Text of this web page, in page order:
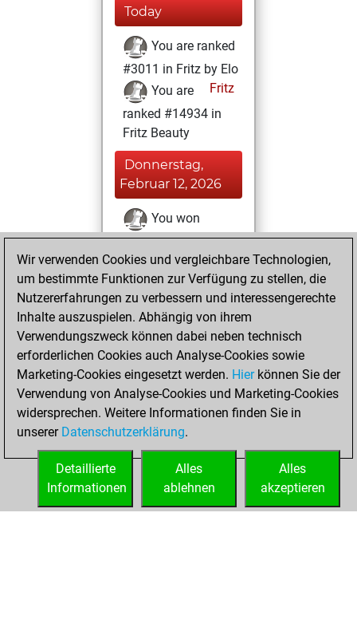
Today
You are ranked
#3011 in Fritz by Elo
Fritz
You are
ranked #14934 in
Fritz Beauty
Donnerstag,
Februar 12, 2026
You won
against Fritz
Fritz
You achieved a
BeautyScore of 10
new Elo of 1639
Mittwoch,
November 26,
2025
You created
your Fritz account
Wir verwenden Cookies und vergleichbare Technologien,
um bestimmte Funktionen zur Verfügung zu stellen, die
Nutzererfahrungen zu verbessern und interessengerechte
Inhalte auszuspielen. Abhängig von ihrem
Verwendungszweck können dabei neben technisch
erforderlichen Cookies auch Analyse-Cookies sowie
Marketing-Cookies eingesetzt werden. Hierkönnen Sie der
Verwendung von Analyse-Cookies und Marketing-Cookies
widersprechen. Weitere Informationen finden Sie in
unserer Datenschutzerklärung.
Alles
akzeptieren
Alles
ablehnen
Detaillierte
Informationen